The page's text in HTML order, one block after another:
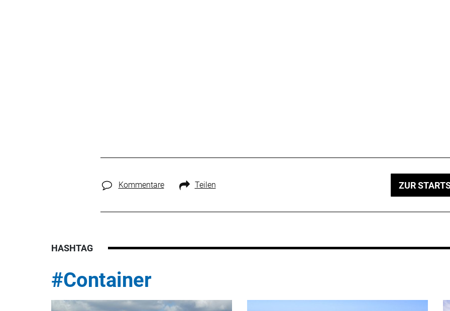
Kommentare Teilen ZUR
HASHTAG
#Container